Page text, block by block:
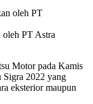
PT Astra
Motor pada Kamis
Sigra 2022 yang
eksterior maupun